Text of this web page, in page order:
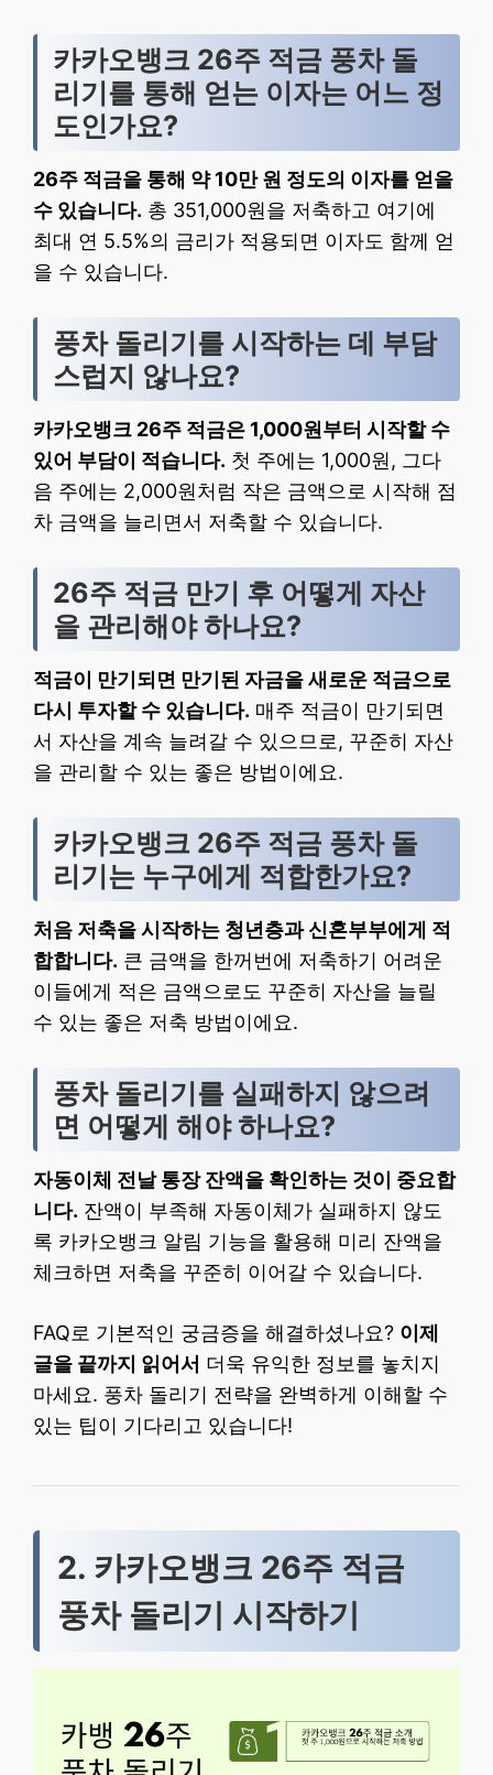
카카오뱅크 26주 적금 풍차 돌
리기를 통해 얻는 이자는 어느 정
도인가요?
26주 적금을 통해 약 10만 원 정도의 이자를 얻을
수 있습니다. 총 351,000원을 저축하고 여기에
최대 연 5.5%의 금리가 적용되면 이자도 함께 얻
을 수 있습니다.
풍차 돌리기를 시작하는 데 부담
스럽지 않나요?
카카오뱅크 26주 적금은 1,000원부터 시작할 수
있어 부담이 적습니다. 첫 주에는 1,000원, 그다
음 주에는 2,000원처럼 작은 금액으로 시작해 점
차 금액을 늘리면서 저축할 수 있습니다.
26주 적금 만기 후 어떻게 자산
을 관리해야 하나요?
적금이 만기되면 만기된 자금을 새로운 적금으로
다시 투자할 수 있습니다. 매주 적금이 만기되면
서 자산을 계속 늘려갈 수 있으므로, 꾸준히 자산
을 관리할 수 있는 좋은 방법이에요.
카카오뱅크 26주 적금 풍차 돌
리기는 누구에게 적합한가요?
처음 저축을 시작하는 청년층과 신혼부부에게 적
합합니다. 큰 금액을 한꺼번에 저축하기 어려운
이들에게 적은 금액으로도 꾸준히 자산을 늘릴
수 있는 좋은 저축 방법이에요.
풍차 돌리기를 실패하지 않으려
면 어떻게 해야 하나요?
자동이체 전날 통장 잔액을 확인하는 것이 중요합
니다. 잔액이 부족해 자동이체가 실패하지 않도
록 카카오뱅크 알림 기능을 활용해 미리 잔액을
체크하면 저축을 꾸준히 이어갈 수 있습니다.
FAQ로 기본적인 궁금증을 해결하셨나요? 이제
글을 끝까지 읽어서 더욱 유익한 정보를 놓치지
마세요. 풍차 돌리기 전략을 완벽하게 이해할 수
있는 팁이 기다리고 있습니다!
2. 카카오뱅크 26주 적금
풍차 돌리기 시작하기